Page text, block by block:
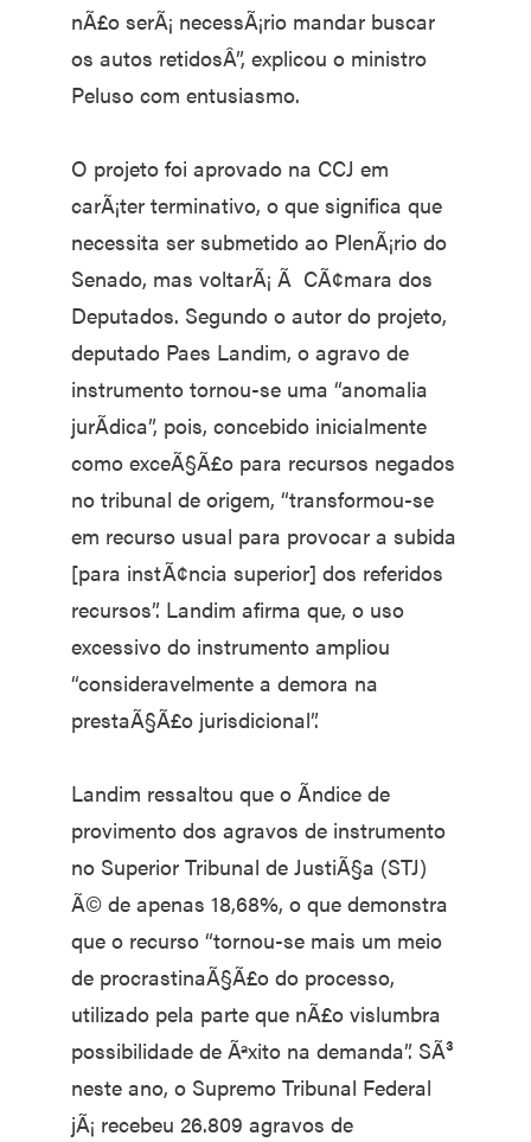
nÃ£o serÃ¡ necessÃ¡rio mandar buscar
os autos retidosÂ”, explicou o ministro
Peluso com entusiasmo.
O projeto foi aprovado na CCJ em
carÃ¡ter terminativo, o que significa que
necessita ser submetido ao PlenÃ¡rio do
Senado, mas voltarÃ¡ Ã CÃ¢mara dos
Deputados. Segundo o autor do projeto,
deputado Paes Landim, o agravo de
instrumento tornou-se uma “anomalia
jurÃ­dica”, pois, concebido inicialmente
como exceÃ§Ã£o para recursos negados
no tribunal de origem, “transformou-se
em recurso usual para provocar a subida
[para instÃ¢ncia superior] dos referidos
recursos”. Landim afirma que, o uso
excessivo do instrumento ampliou
“consideravelmente a demora na
prestaÃ§Ã£o jurisdicional”.
Landim ressaltou que o Ã­ndice de
provimento dos agravos de instrumento
no Superior Tribunal de JustiÃ§a (STJ)
Ã© de apenas 18,68%, o que demonstra
que o recurso “tornou-se mais um meio
de procrastinaÃ§Ã£o do processo,
utilizado pela parte que nÃ£o vislumbra
possibilidade de Ãªxito na demanda”. SÃ³
neste ano, o Supremo Tribunal Federal
jÃ¡ recebeu 26.809 agravos de